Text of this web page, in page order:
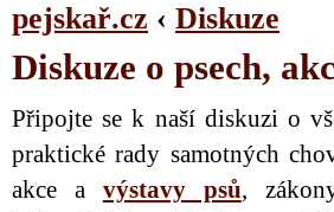
pejskař.cz ‹ Diskuze
Diskuze o psech,
Připojte se k naší diskuzi o
praktické rady samotných
akce a výstavy psů,